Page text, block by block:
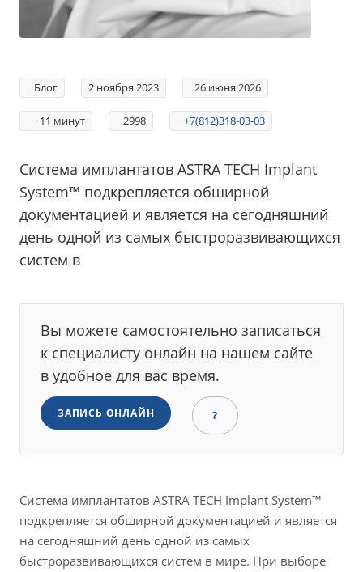
Блог 2 ноября 2023 26 июня 2026
~11 минут 2998 +7(812)318-03-03
Система имплантатов ASTRA TECH Implant
System™ подкрепляется обширной
документацией и является на сегодняшний
день одной из самых быстроразвивающихся
систем в
Вы можете самостоятельно записаться
к специалисту онлайн на нашем сайте
в удобное для вас время.
ЗАПИСЬ ОНЛАЙН ?
Система имплантатов ASTRA TECH Implant System™
подкрепляется обширной документацией и является
на сегодняшний день одной из самых
быстроразвивающихся систем в мире. При выборе